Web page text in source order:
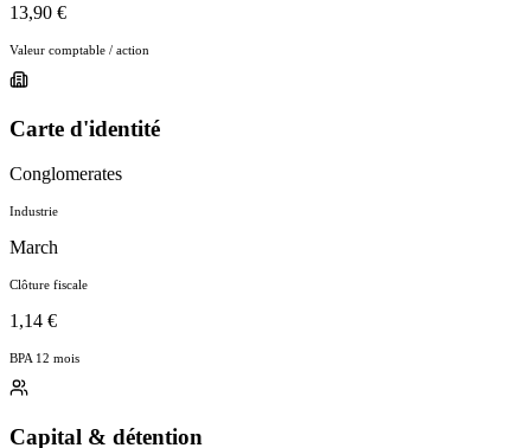
13,90 €
Valeur comptable / action
Carte d'identité
Conglomerates
Industrie
March
Clôture fiscale
1,14 €
BPA 12 mois
Capital & détention